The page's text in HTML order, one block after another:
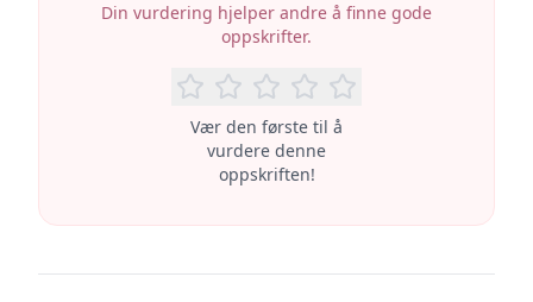
Din vurdering hjelper andre å finne gode
oppskrifter.
Vær den første til å
vurdere denne
oppskriften!